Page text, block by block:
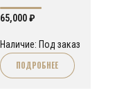
65,000₽
Наличие: Под заказ
ПОДРОБНЕЕ